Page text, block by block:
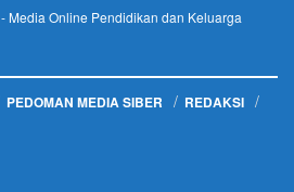
- Media Online Pendidikan dan Keluarga
PEDOMAN MEDIA SIBER
REDAKSI